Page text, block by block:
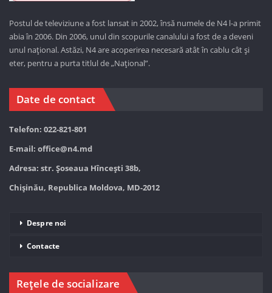
Postul de televiziune a fost lansat in 2002, însă numele de N4 l-a primit
abia în 2006. Din 2006, unul din scopurile canalului a fost de a deveni
unul național. Astăzi, N4 are acoperirea necesară atât în cablu cât și
eter, pentru a purta titlul de „Național”.
Date de contact
Telefon: 022-821-801
E-mail: office@n4.md
Adresa: str. Șoseaua Hînceşti 38b,
Chișinău, Republica Moldova, MD-2012
Despre noi
Contacte
Rețele de socializare